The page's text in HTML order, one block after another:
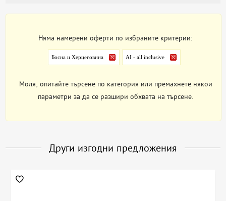
Няма намерени оферти по избраните критерии:
Босна и Херцеговина AI - all inclusive
Моля, опитайте търсене по категория или премахнете някои
параметри за да се разшири обхвата на търсене.
Други изгодни предложения